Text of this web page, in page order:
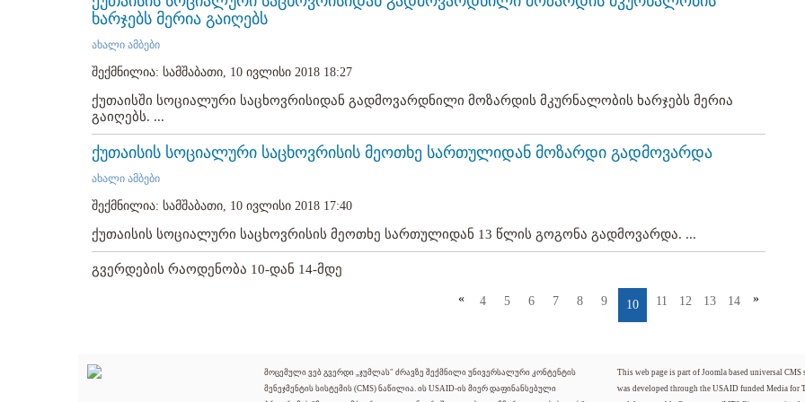
ხარჯებს მერია გაიღებს
ახალი ამბები
შექმნილია: სამშაბათი, 10 ივლისი 2018 18:27
ქუთაისში სოციალური საცხოვრისიდან გადმოვარდნილი მოზარდის მკურნალობის ხარჯებს მერია
გაიღებს. ...
ქუთაისის სოციალური საცხოვრისის მეოთხე სართულიდან მოზარდი გადმოვარდა
ახალი ამბები
შექმნილია: სამშაბათი, 10 ივლისი 2018 17:40
ქუთაისის სოციალური საცხოვრისის მეოთხე სართულიდან 13 წლის გოგონა გადმოვარდა. ...
« 4 5 6 7 8 9 10 11 12 13 14 »
გვერდების რაოდენობა 10-დან 14-მდე
მოცემული ვებ გვერდი „ჯუმლას" ძრავზე შექმნილი უნივერსალური კონტენტის
მენეჯმენტის სისტემის (CMS) ნაწილია. ის USAID-ის მიერ დაფინანსებული
This web page is part of Joomla based universal CMS
was developed through the USAID funded Media for